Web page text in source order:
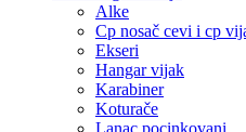
Alke
Cp nosač cevi i cp
Ekseri
Hangar vijak
Karabiner
Koturače
Lanac pocinkovani